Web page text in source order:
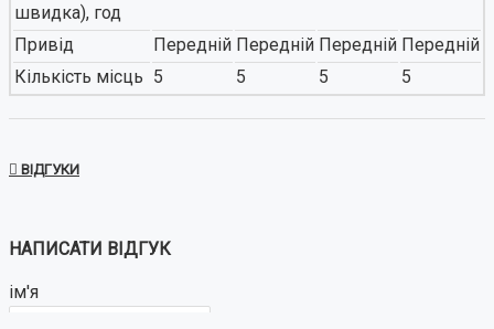
швидка), год
Привід Передній Передній Передній Передній
Кількість місць 5 5 5 5
ВІДГУКИ
НАПИСАТИ ВІДГУК
ім'я